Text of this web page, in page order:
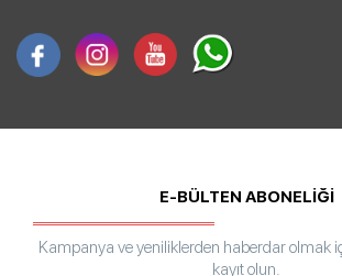
E-BÜLTEN ABONELİĞİ
Kampanya ve yeniliklerden haberdar olmak
kayıt olun.